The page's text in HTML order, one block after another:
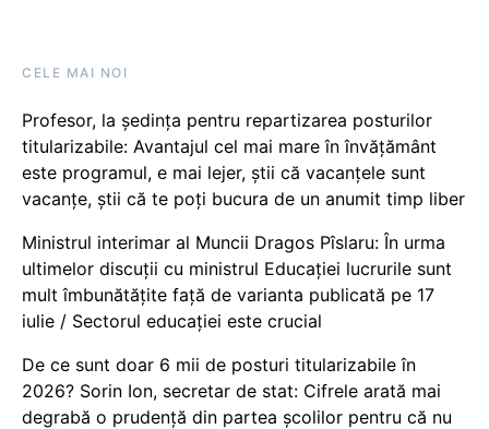
CELE MAI NOI
Profesor, la ședința pentru repartizarea posturilor
titularizabile: Avantajul cel mai mare în învățământ
este programul, e mai lejer, știi că vacanțele sunt
vacanţe, știi că te poți bucura de un anumit timp liber
Ministrul interimar al Muncii Dragos Pîslaru: În urma
ultimelor discuții cu ministrul Educației lucrurile sunt
mult îmbunătățite față de varianta publicată pe 17
iulie / Sectorul educației este crucial
De ce sunt doar 6 mii de posturi titularizabile în
2026? Sorin Ion, secretar de stat: Cifrele arată mai
degrabă o prudență din partea școlilor pentru că nu